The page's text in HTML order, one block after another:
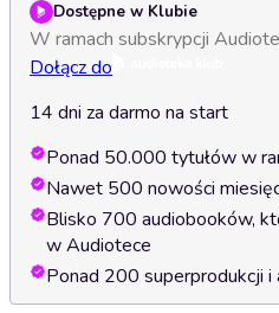
Dostępne w Klubie
W ramach subskrypcji
Dołącz do
14 dni za darmo na start
Ponad 50.000 tytułów w
Nawet 500 nowości
Blisko 700 audiobooków,
w Audiotece
Ponad 200 superprodukcji i